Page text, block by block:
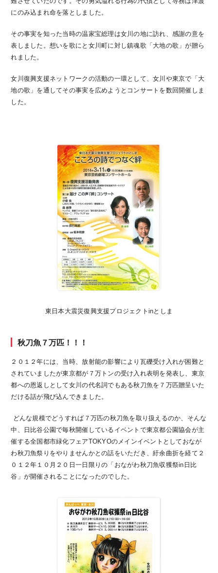
にのみ込まれ命を落としました。
その事実を知った当時の温家宝総理は女川の地に訪れ、感謝の意を
表しました。想いを歌にと女川町に対し鎮魂歌「大地の歌」が贈ら
れました。
女川復興支援ネットワークの活動の一環として、女川や東京で「大
地の歌」を通してその事実を広めようとコンサートを数回開催しま
した。
東日本大震災復興支援プロジェクトinとしま
秋刀魚７万匹！！！
２０１２年には、当時、放射能の影響により瓦礫受け入れが困難と
されていましたが東京都が７万トンの受け入れ表明を発表し、東京
都への恩返しとして女川の代名詞でもある秋刀魚を７万匹贈呈いた
だける話が飛び込んできました。
どんな規模でどうすれば７万匹の秋刀魚を取り扱えるのか、そんな
中、日比谷公園で毎秋開催しているイベントで東京都公園協会が主
催する全国都市緑化フェアTOKYOのメインイベントとしておなが
わ秋刀魚祭りをやりませんかとの話をいただき、紆余曲折を経て２
０１２年１０月２０日一日限りの「おながわ秋刀魚収獲祭in日比
谷」が開催されることになったのでした。